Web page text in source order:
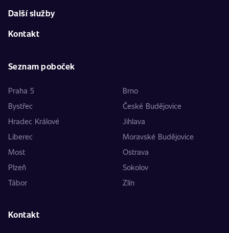
Další služby
Kontakt
Seznam poboček
Praha 5
Brno
Bystřec
České Budějovice
Hradec Králové
Jihlava
Liberec
Moravské Budějovice
Most
Ostrava
Plzeň
Sokolov
Tábor
Zlín
Kontakt